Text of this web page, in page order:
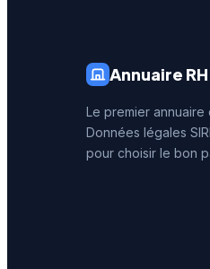
Annuaire RH
Le premier
Données légales
pour choisir le bon